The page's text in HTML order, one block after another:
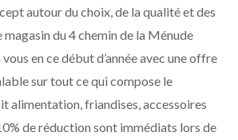
autour du choix, de la qualité et des
du 4 chemin de la Ménude
en ce début d’année avec une offre
sur tout ce qui compose le
alimentation, friandises, accessoires
de réduction sont immédiats lors de